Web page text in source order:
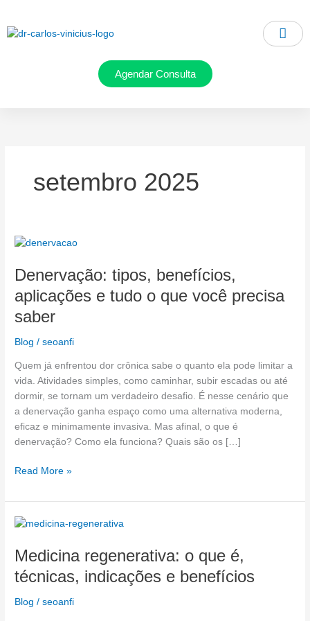
Agendar Consulta
setembro 2025
Denervação: tipos, benefícios,
aplicações e tudo o que você precisa
saber
Blog /seoanfi
Quem já enfrentou dor crônica sabe o quanto ela pode limitar a
vida. Atividades simples, como caminhar, subir escadas ou até
dormir, se tornam um verdadeiro desafio. É nesse cenário que
a denervação ganha espaço como uma alternativa moderna,
eficaz e minimamente invasiva. Mas afinal, o que é
denervação? Como ela funciona? Quais são os […]
Denervação:
benefícios,
aplicações
e
tudo
que
você
precisa
saber
Read More »
Medicina regenerativa: o que é,
técnicas, indicações e benefícios
Blog /seoanfi
Medicina
o
que
é,
técnicas,